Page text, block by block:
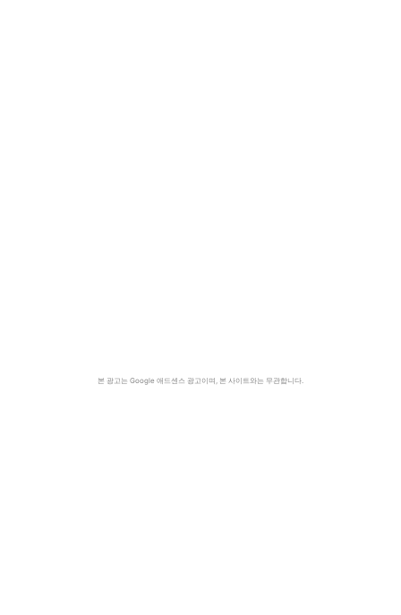
본 광고는 Google 애드센스 광고이며, 본 사이트와는 무관합니다.